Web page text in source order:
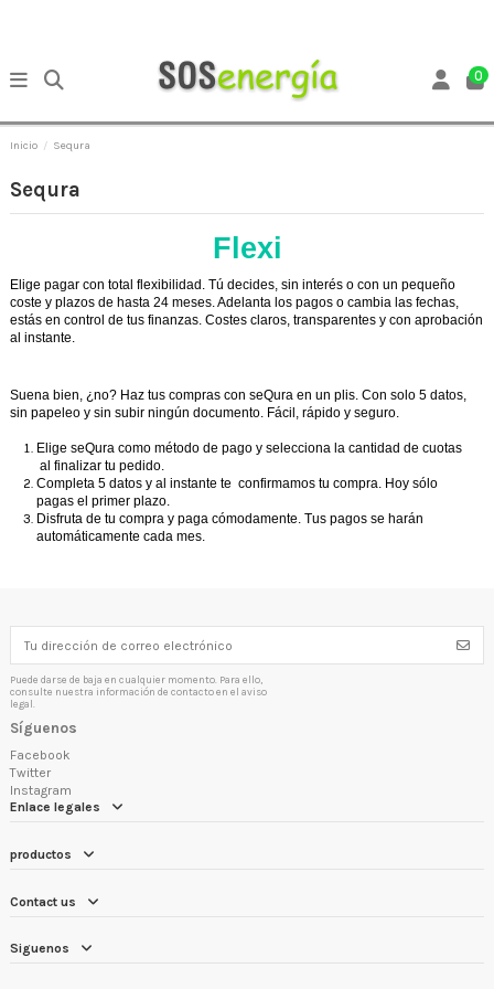
0
Inicio Sequra
Sequra
Flexi
Elige pagar con total flexibilidad. Tú decides, sin interés o con un pequeño
coste y plazos de hasta 24 meses. Adelanta los pagos o cambia las fechas,
estás en control de tus finanzas. Costes claros, transparentes y con aprobación
al instante.
Suena bien, ¿no? Haz tus compras con seQura en un plis. Con solo 5 datos,
sin papeleo y sin subir ningún documento. Fácil, rápido y seguro.
Elige seQura como método de pago y selecciona la cantidad de cuotas
al finalizar tu pedido.
Completa 5 datos y al instante te confirmamos tu compra. Hoy sólo
pagas el primer plazo.
Disfruta de tu compra y paga cómodamente. Tus pagos se harán
automáticamente cada mes.
Puede darse de baja en cualquier momento. Para ello,
consulte nuestra información de contacto en el aviso
legal.
Síguenos
Facebook
Twitter
Instagram
Enlace legales
productos
Contact us
Siguenos